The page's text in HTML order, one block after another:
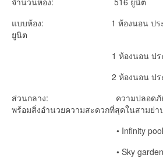
แบบห้อง: 1 ห้องนอน ประมาณ
ยูนิต
1 ห้องนอน ประมาณ 40
2 ห้องนอน ประมาณ 68
ส่วนกลาง: ความปลอดภัยมาต
พร้อมสิ่งอำนวยความสะดวกที่สุดในสามย่า
• Infinity pool
• Sky garden